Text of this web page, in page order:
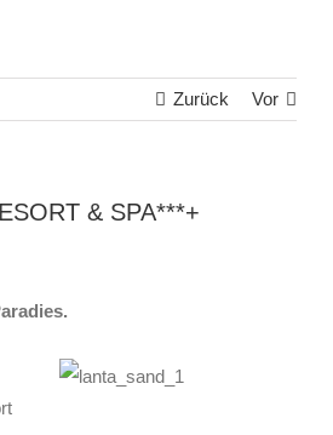
Zurück Vor
& SPA***+